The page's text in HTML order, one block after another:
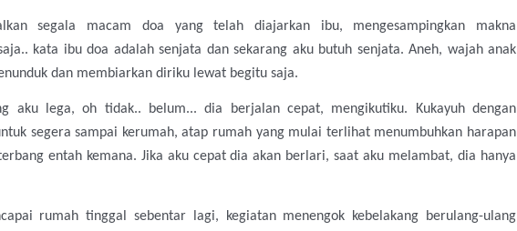
segala macam doa yang telah diajarkan ibu, mengesampingkan makna
kata ibu doa adalah senjata dan sekarang aku butuh senjata. Aneh, wajah anak
dan membiarkan diriku lewat begitu saja.
aku lega, oh tidak.. belum... dia berjalan cepat, mengikutiku. Kukayuh dengan
segera sampai kerumah, atap rumah yang mulai terlihat menumbuhkan harapan
entah kemana. Jika aku cepat dia akan berlari, saat aku melambat, dia hanya
rumah tinggal sebentar lagi, kegiatan menengok kebelakang berulang-ulang